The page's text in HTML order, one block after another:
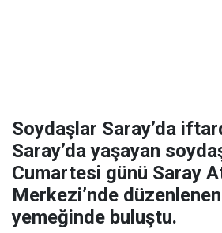
Soydaşlar Saray’da
Saray’da yaşayan
Cumartesi günü Saray
Merkezi’nde
yemeğinde buluştu.